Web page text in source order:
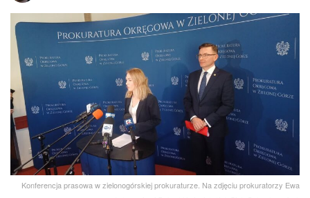
Konferencja prasowa w zielonogórskiej prokuraturze. Na zdjęciu prokuratorzy Ewa